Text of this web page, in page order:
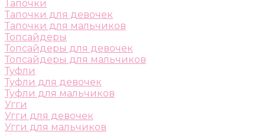
Тапочки
Тапочки для девочек
Тапочки для мальчиков
Топсайдеры
Топсайдеры для девочек
Топсайдеры для мальчиков
Туфли
Туфли для девочек
Туфли для мальчиков
Угги
Угги для девочек
Угги для мальчиков